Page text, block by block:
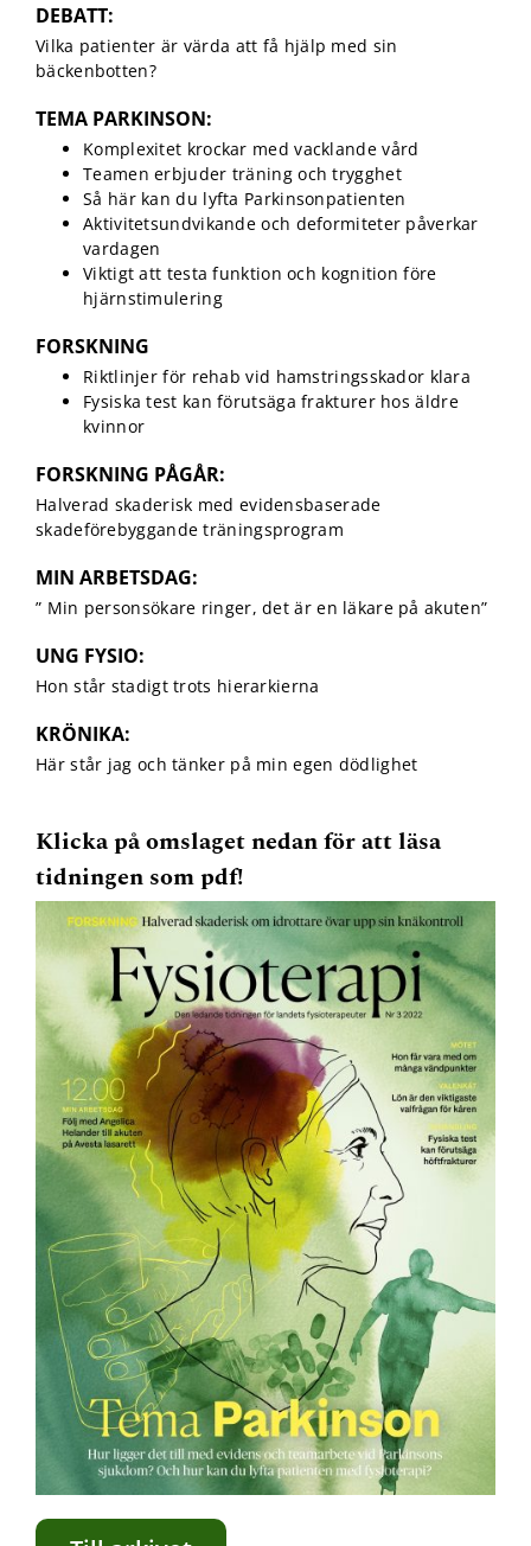
DEBATT:
Vilka patienter är värda att få hjälp med sin
bäckenbotten?
TEMA PARKINSON:
Komplexitet krockar med vacklande vård
Teamen erbjuder träning och trygghet
Så här kan du lyfta Parkinsonpatienten
Aktivitetsundvikande och deformiteter påverkar
vardagen
Viktigt att testa funktion och kognition före
hjärnstimulering
FORSKNING
Riktlinjer för rehab vid hamstringsskador klara
Fysiska test kan förutsäga frakturer hos äldre
kvinnor
FORSKNING PÅGÅR:
Halverad skaderisk med evidensbaserade
skadeförebyggande träningsprogram
MIN ARBETSDAG:
” Min personsökare ringer, det är en läkare på akuten”
UNG FYSIO:
Hon står stadigt trots hierarkierna
KRÖNIKA:
Här står jag och tänker på min egen dödlighet
Klicka på omslaget nedan för att läsa
tidningen som pdf!
För att vår
hemsida ska
prestera så
bra som
ditt besök.
Om du nekar
de här
kakorna
kommer viss
funktionalitet
att försvinna
hemsidan.
Marknadsföring
Genom att dela
med dig av dina
beteende när du
surfar ökar du
chansen att få se
anpassat innehåll
och erbjudanden.